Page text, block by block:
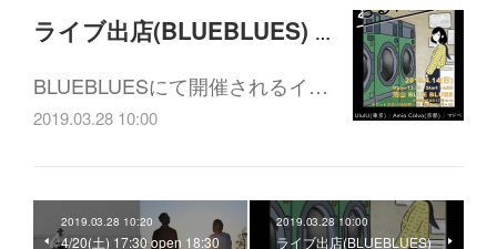
ライブ出店(BLUEBLUES) 4/14(日)
BLUEBLUESにて開催されるイ…
2019.03.28 10:00
2019.03.28 10:20
4/20(土) 17:30 open 18:30
2019.03.28 10:00
ライブ出店(BLUEBLUES)